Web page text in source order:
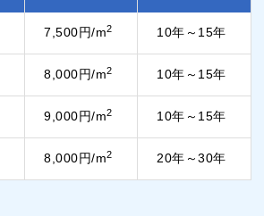
7,500円/m2 10年～15年
8,000円/m2 10年～15年
9,000円/m2 10年～15年
8,000円/m2 20年～30年